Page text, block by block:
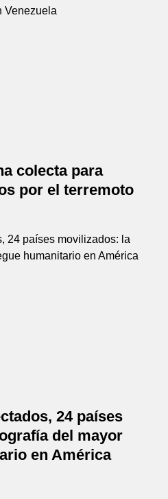
colecta para
por el terremoto
24 países
del mayor
en América